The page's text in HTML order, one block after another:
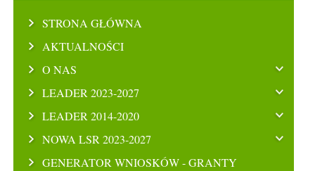
STRONA GŁÓWNA
AKTUALNOŚCI
O NAS
LEADER 2023-2027
LEADER 2014-2020
NOWA LSR 2023-2027
GENERATOR WNIOSKÓW - GRANTY